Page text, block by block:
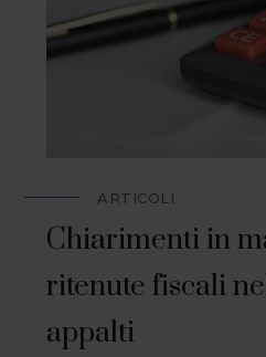
ARTICOLI
Chiarimenti in
ritenute fiscali
appalti